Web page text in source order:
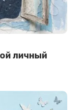
личный